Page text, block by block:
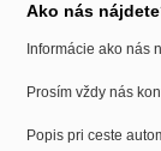
Ako nás
Informácie ako nás
Prosím vždy nás
Popis pri ceste